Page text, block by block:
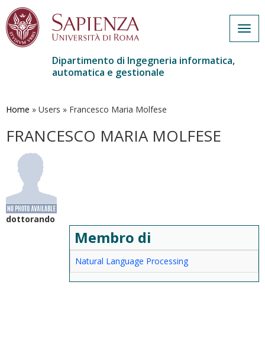
contenuto
Dipartimento di Ingegneria informatica,
automatica e gestionale
Home » Users » Francesco Maria Molfese
FRANCESCO MARIA MOLFESE
dottorando
Membro di
Natural Language Processing